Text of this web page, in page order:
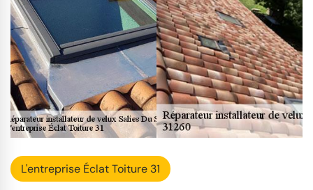
L'entreprise Éclat Toiture 31